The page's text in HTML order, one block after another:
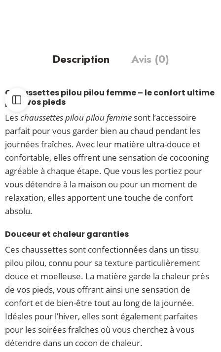
Description Avis (0)
Chaussettes pilou pilou femme – le confort ultime
pour vos pieds
Leschaussettes pilou pilou femme sont l’accessoire
parfait pour vous garder bien au chaud pendant les
journées fraîches. Avec leur matière ultra-douce et
confortable, elles offrent une sensation de cocooning
agréable à chaque étape. Que vous les portiez pour
vous détendre à la maison ou pour un moment de
relaxation, elles apportent une touche de confort
absolu.
Douceur et chaleur garanties
Ces chaussettes sont confectionnées dans un tissu
pilou pilou, connu pour sa texture particulièrement
douce et moelleuse. La matière garde la chaleur près
de vos pieds, vous offrant ainsi une sensation de
confort et de bien-être tout au long de la journée.
Idéales pour l’hiver, elles sont également parfaites
pour les soirées fraîches où vous cherchez à vous
détendre dans un cocon de chaleur.